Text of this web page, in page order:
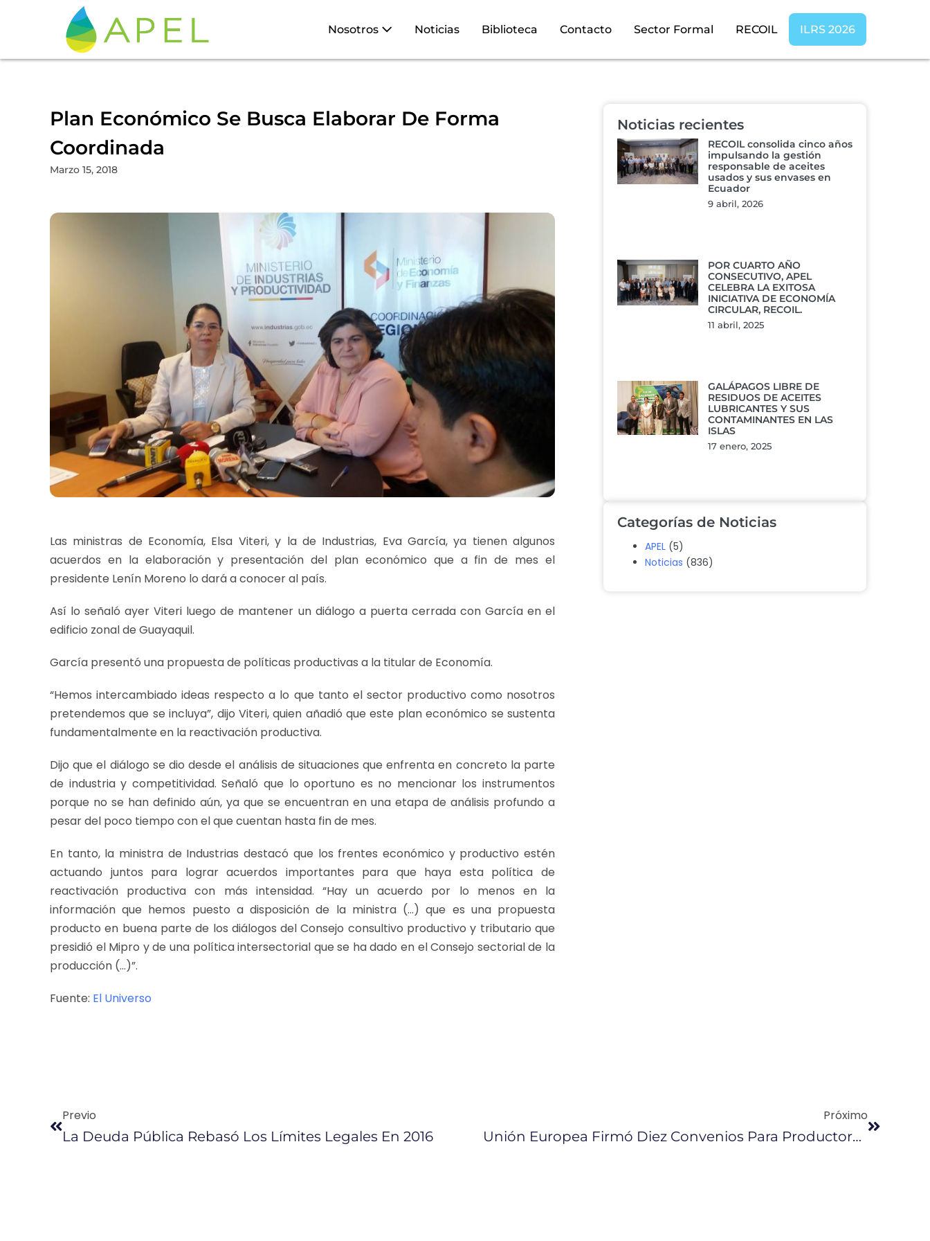
Nosotros Noticias Biblioteca Contacto Sector Formal RECOIL ILRS 2026
Plan Económico Se Busca Elaborar De Forma
Coordinada
Marzo 15, 2018
Las ministras de Economía, Elsa Viteri, y la de Industrias, Eva García, ya tienen algunos
acuerdos en la elaboración y presentación del plan económico que a fin de mes el
presidente Lenín Moreno lo dará a conocer al país.
Así lo señaló ayer Viteri luego de mantener un diálogo a puerta cerrada con García en el
edificio zonal de Guayaquil.
García presentó una propuesta de políticas productivas a la titular de Economía.
“Hemos intercambiado ideas respecto a lo que tanto el sector productivo como nosotros
pretendemos que se incluya”, dijo Viteri, quien añadió que este plan económico se sustenta
fundamentalmente en la reactivación productiva.
Dijo que el diálogo se dio desde el análisis de situaciones que enfrenta en concreto la parte
de industria y competitividad. Señaló que lo oportuno es no mencionar los instrumentos
porque no se han definido aún, ya que se encuentran en una etapa de análisis profundo a
pesar del poco tiempo con el que cuentan hasta fin de mes.
En tanto, la ministra de Industrias destacó que los frentes económico y productivo estén
actuando juntos para lograr acuerdos importantes para que haya esta política de
reactivación productiva con más intensidad. “Hay un acuerdo por lo menos en la
información que hemos puesto a disposición de la ministra (…) que es una propuesta
producto en buena parte de los diálogos del Consejo consultivo productivo y tributario que
presidió el Mipro y de una política intersectorial que se ha dado en el Consejo sectorial de la
producción (…)”.
Fuente: El Universo
Noticias recientes
RECOIL consolida cinco años
impulsando la gestión
responsable de aceites
usados y sus envases en
Ecuador
9 abril, 2026
POR CUARTO AÑO
CONSECUTIVO, APEL
CELEBRA LA EXITOSA
INICIATIVA DE ECONOMÍA
CIRCULAR, RECOIL.
11 abril, 2025
GALÁPAGOS LIBRE DE
RESIDUOS DE ACEITES
LUBRICANTES Y SUS
CONTAMINANTES EN LAS
ISLAS
17 enero, 2025
Categorías de Noticias
APEL (5)
Noticias (836)
Previo
La Deuda Pública Rebasó Los Límites Legales En 2016
Próximo
Unión Europea Firmó Diez Convenios Para Productores De Ecuador